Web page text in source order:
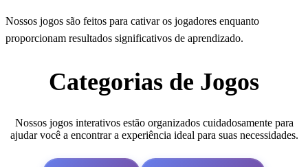
Nossos jogos são feitos para cativar os jogadores enquanto
proporcionam resultados significativos de aprendizado.
Categorias de Jogos
Nossos jogos interativos estão organizados cuidadosamente para
ajudar você a encontrar a experiência ideal para suas necessidades.